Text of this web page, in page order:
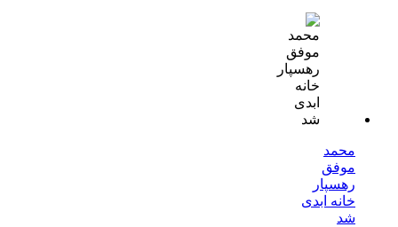
محمد
موفق
رهسپار
خانه ابدی
شد